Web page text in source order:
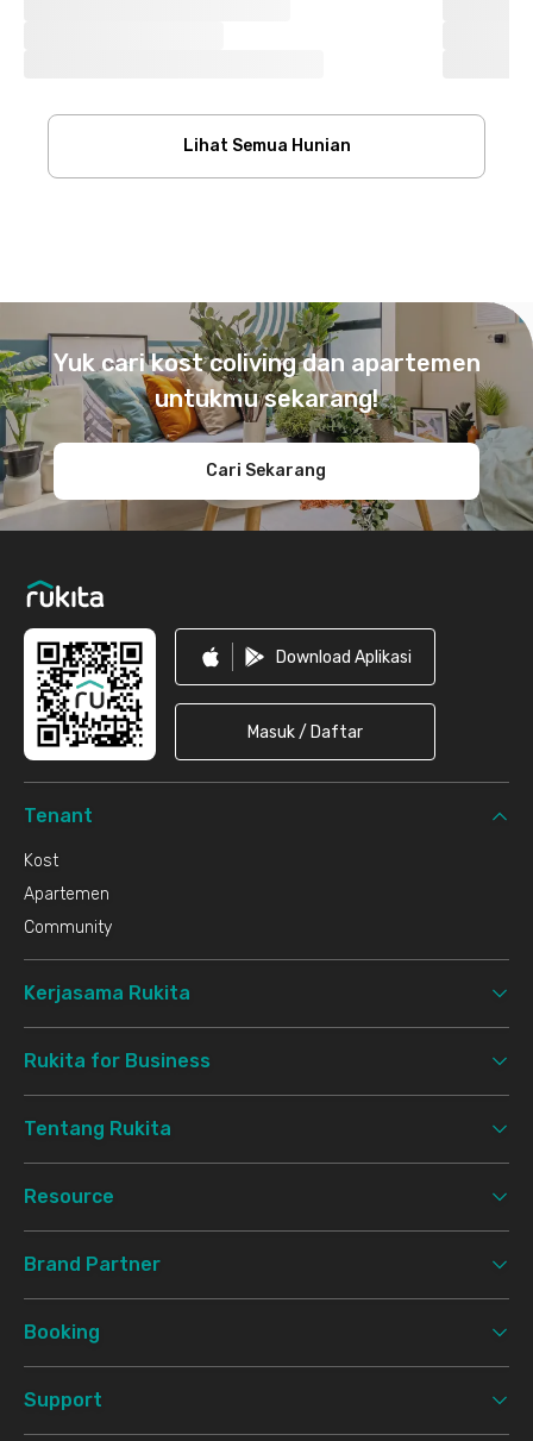
Lihat Semua Hunian
Yuk cari kost coliving dan apartemen
untukmu sekarang!
Cari Sekarang
Download Aplikasi
Masuk / Daftar
Tenant
Kost
Apartemen
Community
Kerjasama Rukita
Rukita for Business
Tentang Rukita
Resource
Brand Partner
Booking
Support